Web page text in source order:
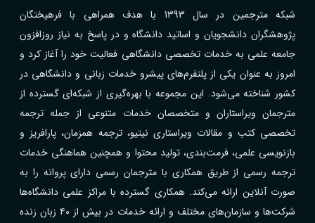
شبکه مترجمین در سال 1393 با هدف همراهی با فرهیختگان
پژوهشگران دانشجویان و اساتید دانشگاه و در پاسخ به نیاز روزافزون
جامعه علمی به خدمات تخصصی دانشگاهی فعالیت خود را آغاز کرد و
امروز به عنوان یکی از پلتفرم‌های پیشرو خدمات زبانی و دانشگاهی در
کشور شناخته می‌شود. این مجموعه با بهره‌گیری از شبکه‌ای گسترده از
مترجمان ویراستاران و متخصصان خدمات متنوعی از جمله ترجمه
تخصصی کتب و مقالات ویراستاری نیتیو، ترجمه همزمان، پارافریز و
بازنویسی علمی، فرمت‌بندی، تولید محتوا و همچنین هماهنگی خدمات
ترجمه رسمی از طریق همکاری با مترجمان رسمی دارای پروانه را به
صورت آنلاین ارائه می‌کند. همکاری گسترده با مراکز علمی دانشگاه‌ها
شرکت‌ها و سازمان‌های مختلف و ارائه خدمات در بیش از ۴۰ زبان زنده